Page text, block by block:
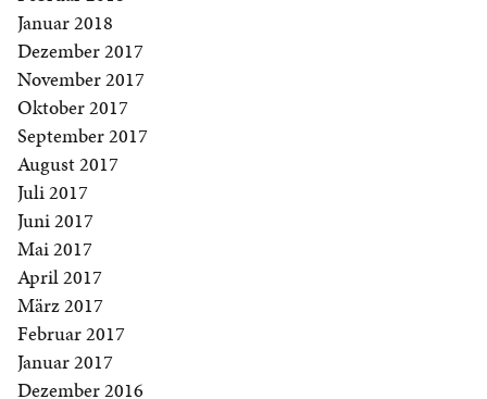
Januar 2018
Dezember 2017
November 2017
Oktober 2017
September 2017
August 2017
Juli 2017
Juni 2017
Mai 2017
April 2017
März 2017
Februar 2017
Januar 2017
Dezember 2016